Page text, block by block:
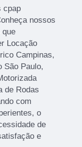
cpap
nossos
que
Locação
Campinas,
São Paulo,
de Rodas
com
o
de
e